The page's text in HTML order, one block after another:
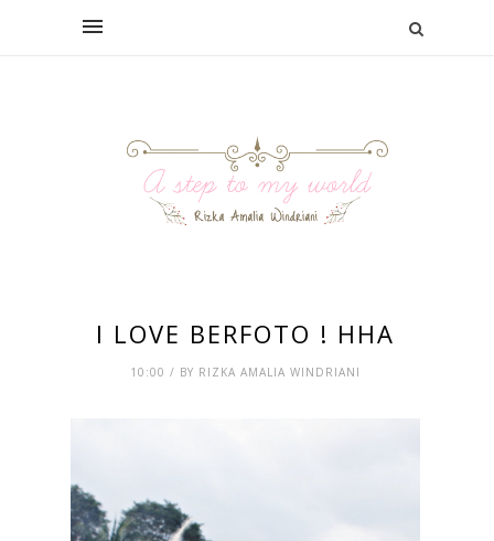
I LOVE BERFOTO ! HHA
10:00 / BY RIZKA AMALIA WINDRIANI